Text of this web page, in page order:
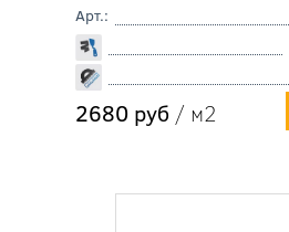
Арт.:
2680 руб / м2